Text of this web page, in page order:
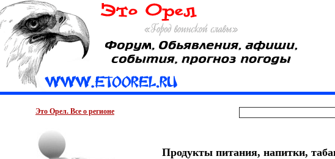
Это Орел. Все о регионе
Продукты питания, напитки,